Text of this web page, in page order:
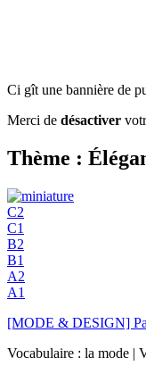
Ci gît une bannière de
Merci de désactiver
Thème :
C2
C1
B2
B1
A2
A1
[MODE & DESIGN]
Vocabulaire : la mode |